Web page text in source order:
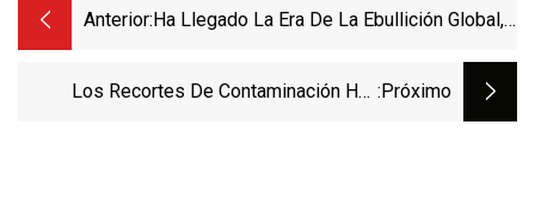
Anterior: Ha Llegado La Era De La Ebullición Global,
Los Recortes De Contaminación Han :próximo